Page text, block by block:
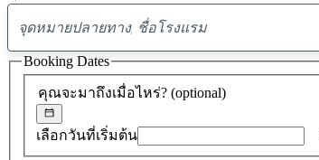
คุณจะมาถึงเมื่อไหร่? (optional)
เลือกวันที่เริ่มต้น
Booking Dates